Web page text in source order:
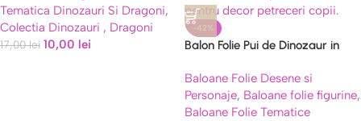
Tematica Dinozauri Si Dragoni,
Colectia Dinozauri , Dragoni
17,00lei 10,00 lei
-42%
Balon Folie Pui de Dinozaur in
Baloane Folie Desene si
Personaje, Baloane folie figurine,
Baloane Folie Tematice